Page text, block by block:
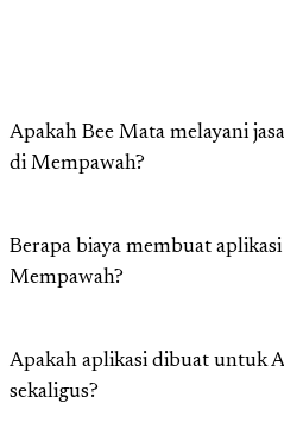
Apakah Bee Mata melayani
di Mempawah?
Berapa biaya membuat
Mempawah?
Apakah aplikasi dibuat untuk
sekaligus?